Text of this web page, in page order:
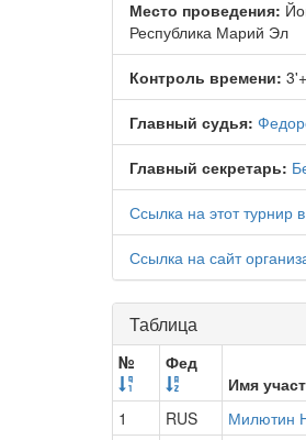
Место проведения:
Республика Марий Эл
Контроль времени:
Главный судья:
Главный секретарь:
Ссылка на этот турнир
Ссылка на сайт
Таблица
№
Фед
Имя
1
RUS Милютин